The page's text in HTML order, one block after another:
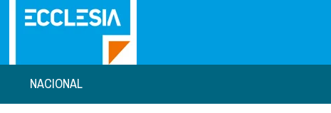
NACIONAL